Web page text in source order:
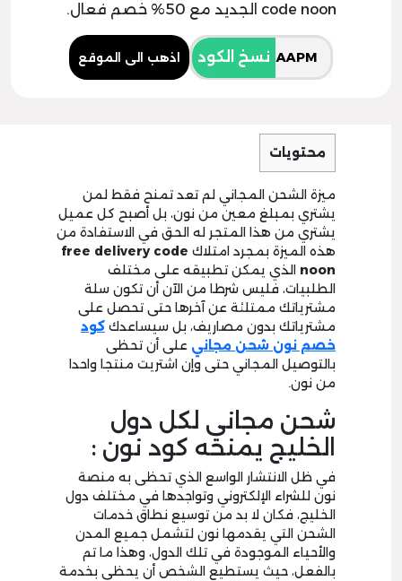
code noon الجديد مع 50% خصم فعال.
نسخ الكود اذهب الى الموقع
محتويات
ميزة الشحن المجاني لم تعد تمنح فقط لمن
يشتري بمبلغ معين من نون، بل أصبح كل عميل
يشتري من هذا المتجر له الحق في الاستفادة من
هذه الميزة بمجرد امتلاك free delivery code
noon الذي يمكن تطبيقه على مختلف
الطلبيات، فليس شرطا من الآن أن تكون سلة
مشترياتك ممتلئة عن آخرها حتى تحصل على
مشترياتك بدون مصاريف، بل سيساعدك كود
خصم نون شحن مجاني على أن تحظى
بالتوصيل المجاني حتى وإن اشتريت منتجا واحدا
من نون.
شحن مجاني لكل دول
الخليج يمنحه كود نون :
في ظل الانتشار الواسع الذي تحظى به منصة
نون للشراء الإلكتروني وتواجدها في مختلف دول
الخليج، فكان لا بد من توسيع نطاق خدمات
الشحن التي يقدمها نون لتشمل جميع المدن
والأحياء الموجودة في تلك الدول، وهذا ما تم
بالفعل، حيث يستطيع الشخص أن يحظى بخدمة